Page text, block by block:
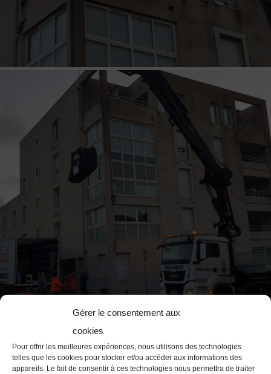
Gérer le consentement aux
cookies
Pour offrir les meilleures expériences, nous utilisons des technologies
telles que les cookies pour stocker et/ou accéder aux informations des
appareils. Le fait de consentir à ces technologies nous permettra de traiter